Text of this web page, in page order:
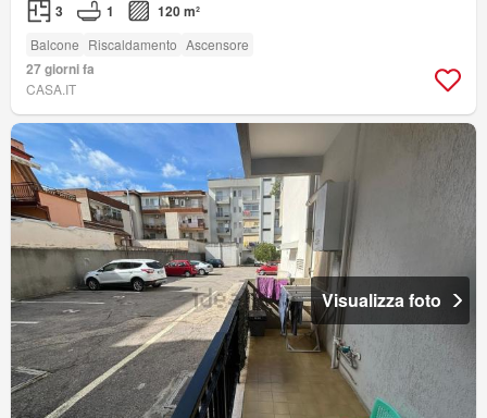
3 1 120 m²
Balcone Riscaldamento Ascensore
27 giorni fa
CASA.IT
Visualizza foto